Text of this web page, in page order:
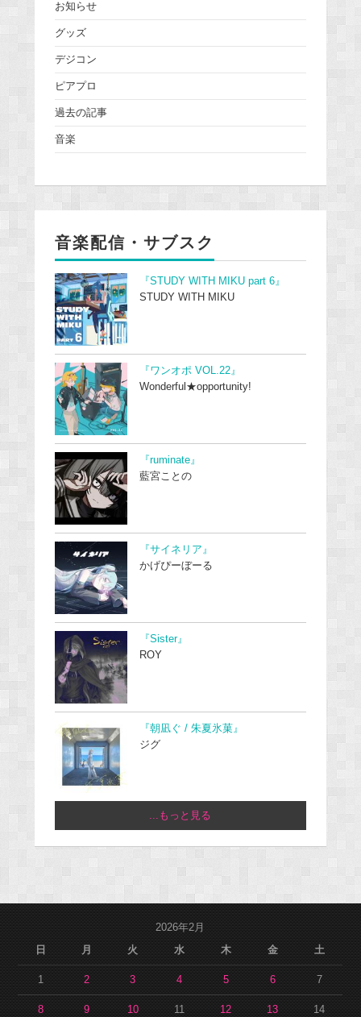
お知らせ
グッズ
デジコン
ピアプロ
過去の記事
音楽
音楽配信・サブスク
『STUDY WITH MIKU part 6』
STUDY WITH MIKU
『ワンオポ VOL.22』
Wonderful★opportunity!
『ruminate』
藍宮ことの
『サイネリア』
かげぴーぼーる
『Sister』
ROY
『朝凪ぐ / 朱夏氷菓』
ジグ
...もっと見る
2026年2月
日
月 火 水 木 金 土
1 2 3 4 5 6 7
8 9 10 11 12 13 14